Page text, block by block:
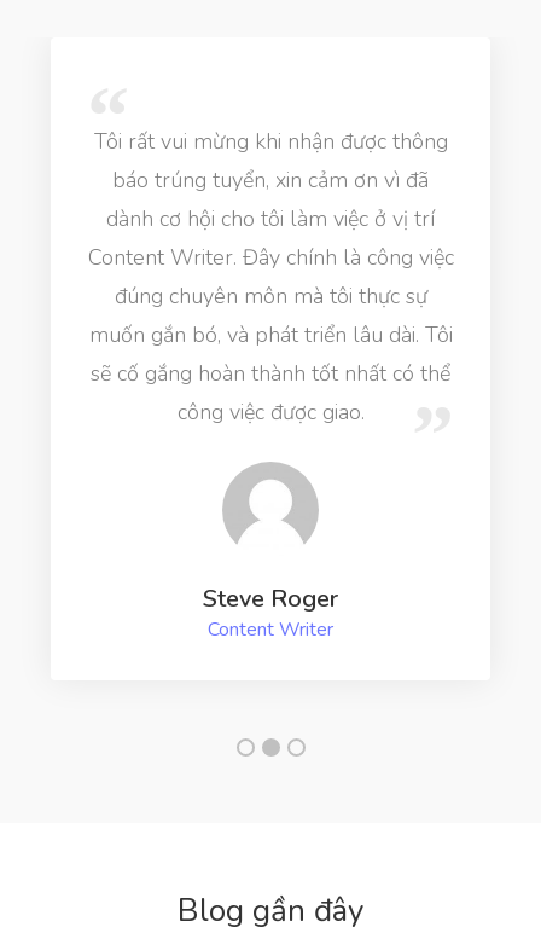
Tôi rất vui mừng khi nhận được thông
báo trúng tuyển, xin cảm ơn vì đã
dành cơ hội cho tôi làm việc ở vị trí
Content Writer. Đây chính là công việc
đúng chuyên môn mà tôi thực sự
muốn gắn bó, và phát triển lâu dài. Tôi
sẽ cố gắng hoàn thành tốt nhất có thể
công việc được giao.
Steve Roger
Content Writer
Blog gần đây